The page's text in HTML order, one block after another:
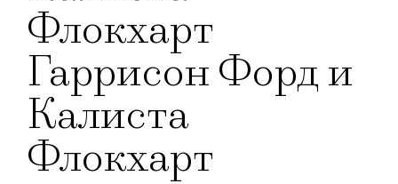
Флокхарт
Гаррисон Форд и
Калиста
Флокхарт